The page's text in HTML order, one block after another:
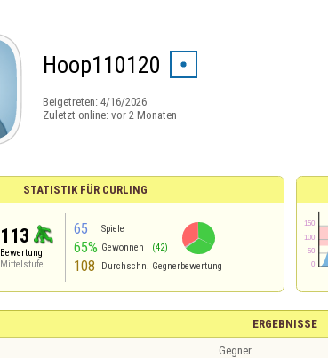
Hoop110120
Beigetreten: 4/16/2026
Zuletzt online: vor 2 Monaten
STATISTIK FÜR CURLING
113
Bewertung
Mittelstufe
65 Spiele
65% Gewonnen (42)
108 Durchschn. Gegnerbewertung
ERGEBNISSE
Gegner